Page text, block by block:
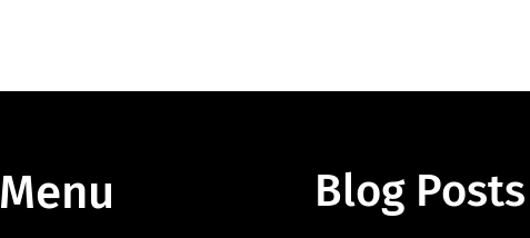
Menu Blog Posts